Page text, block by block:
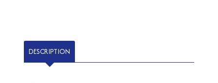
DESCRIPTION